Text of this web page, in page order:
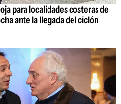
para localidades costeras de
ante la llegada del ciclón